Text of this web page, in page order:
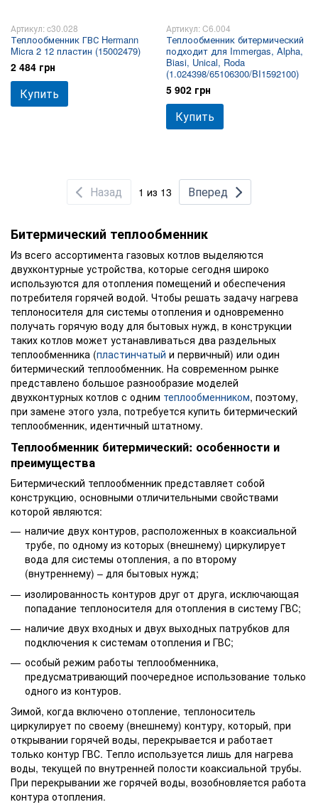
Артикул: c30.028
Теплообменник ГВС Hermann
Micra 2 12 пластин (15002479)
2 484 грн
Купить
Артикул: C6.004
Теплообменник битермический
подходит для Immergas, Alpha,
Biasi, Unical, Roda
(1.024398/65106300/BI1592100)
5 902 грн
Купить
Назад 1 из 13 Вперед
Битермический теплообменник
Из всего ассортимента газовых котлов выделяются
двухконтурные устройства, которые сегодня широко
используются для отопления помещений и обеспечения
потребителя горячей водой. Чтобы решать задачу нагрева
теплоносителя для системы отопления и одновременно
получать горячую воду для бытовых нужд, в конструкции
таких котлов может устанавливаться два раздельных
теплообменника (пластинчатый и первичный) или один
битермический теплообменник. На современном рынке
представлено большое разнообразие моделей
двухконтурных котлов с одним теплообменником, поэтому,
при замене этого узла, потребуется купить битермический
теплообменник, идентичный штатному.
Теплообменник битермический: особенности и
преимущества
Битермический теплообменник представляет собой
конструкцию, основными отличительными свойствами
которой являются:
наличие двух контуров, расположенных в коаксиальной
трубе, по одному из которых (внешнему) циркулирует
вода для системы отопления, а по второму
(внутреннему) – для бытовых нужд;
изолированность контуров друг от друга, исключающая
попадание теплоносителя для отопления в систему ГВС;
наличие двух входных и двух выходных патрубков для
подключения к системам отопления и ГВС;
особый режим работы теплообменника,
предусматривающий поочередное использование только
одного из контуров.
Зимой, когда включено отопление, теплоноситель
циркулирует по своему (внешнему) контуру, который, при
открывании горячей воды, перекрывается и работает
только контур ГВС. Тепло используется лишь для нагрева
воды, текущей по внутренней полости коаксиальной трубы.
При перекрывании же горячей воды, возобновляется работа
контура отопления.